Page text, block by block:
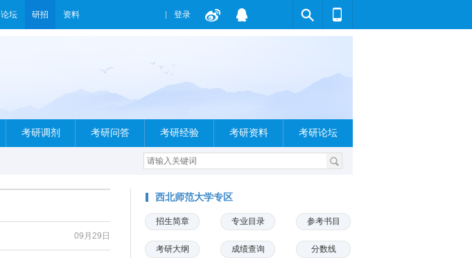
论坛 研招 资料 登录
考研调剂 考研问答 考研经验 考研资料 考研论坛
09月29日
西北师范大学专区
招生简章 专业目录 参考书目
考研大纲 成绩查询 分数线